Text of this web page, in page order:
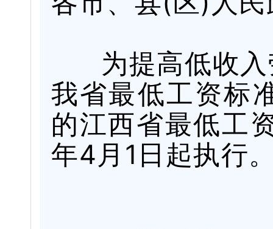
为提高低收入
我省最低工资标
的江西省最低工
年4月1日起执行